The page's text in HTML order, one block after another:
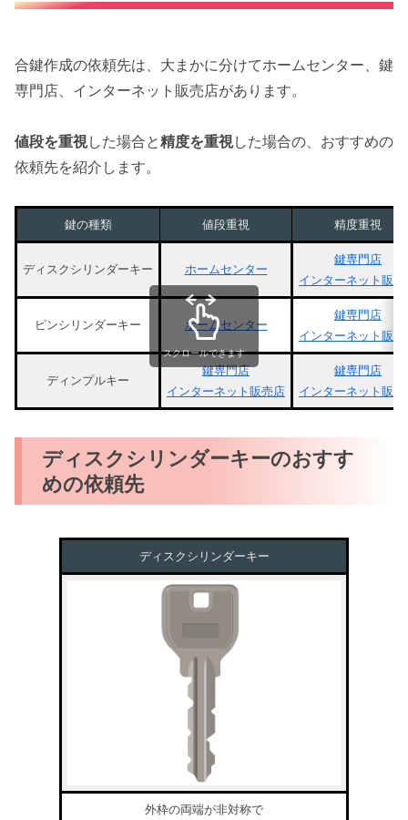
合鍵作成の依頼先は、大まかに分けてホームセンター、鍵
専門店、インターネット販売店があります。
値段を重視した場合と精度を重視した場合の、おすすめの
依頼先を紹介します。
鍵の種類 値段重視 精度重視
ディスクシリンダーキー ホームセンター
鍵専門店
インターネット販売
ピンシリンダーキー ホームセンター
鍵専門店
インターネット販売
ディンプルキー
鍵専門店
インターネット販売店
鍵専門店
インターネット販売
スクロールできます
ディスクシリンダーキーのおすす
めの依頼先
ディスクシリンダーキー
外枠の両端が非対称で